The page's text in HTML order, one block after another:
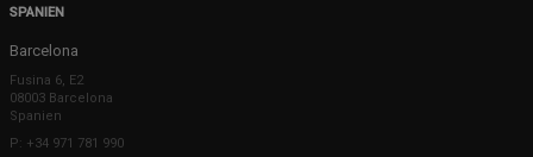
SPANIEN
Barcelona
Fusina 6, E2
08003 Barcelona
Spanien
P: +34 971 781 990